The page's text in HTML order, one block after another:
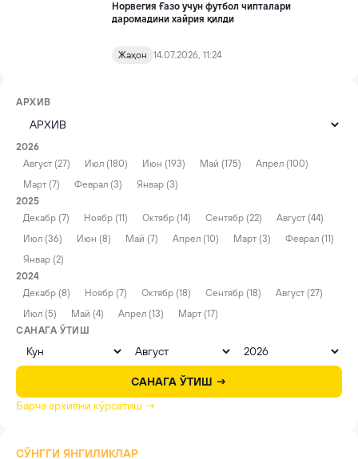
Норвегия Ғазо учун футбол чипталари
даромадини хайрия қилди
Жаҳон 14.07.2026, 11:24
АРХИВ
2026
Август (27)
Июл (180) Июн (193) Май (175)
Апрел (100)
Март (7)
Феврал (3)
Январ (3)
2025
Декабр (7)
Ноябр (11) Октябр (14) Сентябр (22)
Август (44)
Июл (36)
Июн (8) Май (7) Апрел (10) Март (3)
Феврал (11)
Январ (2)
2024
Декабр (8)
Ноябр (7) Октябр (18) Сентябр (18)
Август (27)
Июл (5)
Май (4) Апрел (13)
Март (17)
САНАГА ЎТИШ
САНАГА ЎТИШ →
Барча архивни кўрсатиш →
СЎНГГИ ЯНГИЛИКЛАР